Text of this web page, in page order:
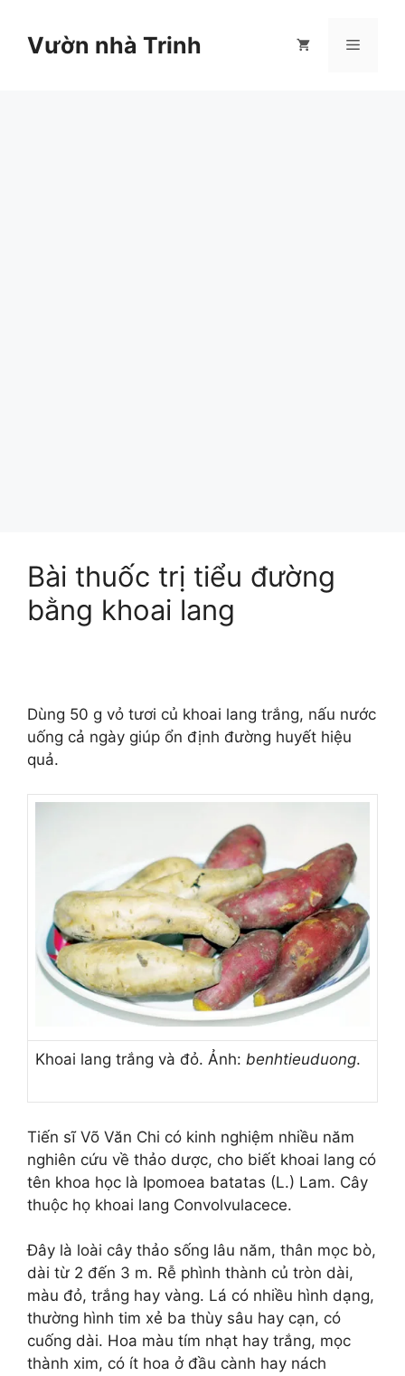
Vườn nhà Trinh Menu
Bài thuốc trị tiểu đường
bằng khoai lang
Dùng 50 g vỏ tươi củ khoai lang trắng, nấu nước
uống cả ngày giúp ổn định đường huyết hiệu
quả.
Khoai lang trắng và đỏ. Ảnh: benhtieuduong.
Tiến sĩ Võ Văn Chi có kinh nghiệm nhiều năm
nghiên cứu về thảo dược, cho biết khoai lang có
tên khoa học là Ipomoea batatas (L.) Lam. Cây
thuộc họ khoai lang Convolvulacece.
Đây là loài cây thảo sống lâu năm, thân mọc bò,
dài từ 2 đến 3 m. Rễ phình thành củ tròn dài,
màu đỏ, trắng hay vàng. Lá có nhiều hình dạng,
thường hình tim xẻ ba thùy sâu hay cạn, có
cuống dài. Hoa màu tím nhạt hay trắng, mọc
thành xim, có ít hoa ở đầu cành hay nách